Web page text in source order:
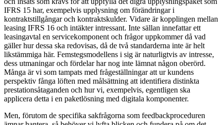
IFRS 15 har, exempelvis upplysning om förändringar i
kontraktstillgångar och kontraktskulder. Vidare är kopplingen mellan
leasing IFRS 16 och intäkter intressant. Inte sällan innefattar ett
leasingavtal en servicekomponent och frågor uppkommer då vad
gäller hur dessa ska redovisas, då de två standarderna inte är helt
likstämmiga här. Femstegsmodellens i sig är naturligtvis av intresse,
dess utmaningar och fördelar har nog inte lämnat någon oberörd.
Många är vi som tampats med ­frågeställningar att ur kundens
perspektiv fånga ­löften med målsättning att identifiera distinkta
presta­tionsåtaganden och hur vi, exempelvis, ­egent­ligen ska
applicera detta i en paketlösning med digitala komponenter.
Men, förutom de specifika sakfrågorna som feedbackproceduren